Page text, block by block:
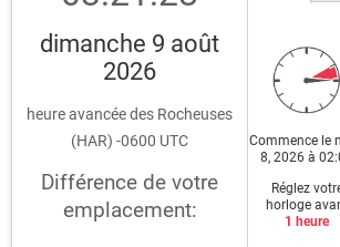
dimanche 9 août
2026
heure avancée des Rocheuses
(HAR) -0600 UTC
Différence de votre
emplacement:
Commence le
8, 2026 à
Réglez
horloge
1 heure